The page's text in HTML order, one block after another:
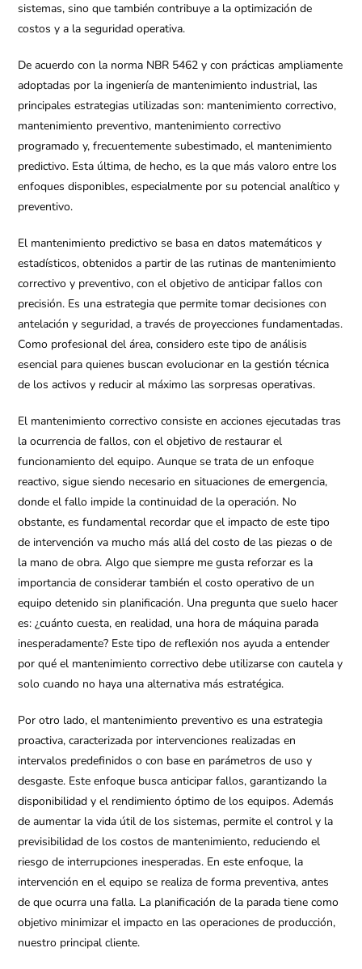
sistemas, sino que también contribuye a la optimización de
costos y a la seguridad operativa.
De acuerdo con la norma NBR 5462 y con prácticas ampliamente
adoptadas por la ingeniería de mantenimiento industrial, las
principales estrategias utilizadas son: mantenimiento correctivo,
mantenimiento preventivo, mantenimiento correctivo
programado y, frecuentemente subestimado, el mantenimiento
predictivo. Esta última, de hecho, es la que más valoro entre los
enfoques disponibles, especialmente por su potencial analítico y
preventivo.
El mantenimiento predictivo se basa en datos matemáticos y
estadísticos, obtenidos a partir de las rutinas de mantenimiento
correctivo y preventivo, con el objetivo de anticipar fallos con
precisión. Es una estrategia que permite tomar decisiones con
antelación y seguridad, a través de proyecciones fundamentadas.
Como profesional del área, considero este tipo de análisis
esencial para quienes buscan evolucionar en la gestión técnica
de los activos y reducir al máximo las sorpresas operativas.
El mantenimiento correctivo consiste en acciones ejecutadas tras
la ocurrencia de fallos, con el objetivo de restaurar el
funcionamiento del equipo. Aunque se trata de un enfoque
reactivo, sigue siendo necesario en situaciones de emergencia,
donde el fallo impide la continuidad de la operación. No
obstante, es fundamental recordar que el impacto de este tipo
de intervención va mucho más allá del costo de las piezas o de
la mano de obra. Algo que siempre me gusta reforzar es la
importancia de considerar también el costo operativo de un
equipo detenido sin planificación. Una pregunta que suelo hacer
es: ¿cuánto cuesta, en realidad, una hora de máquina parada
inesperadamente? Este tipo de reflexión nos ayuda a entender
por qué el mantenimiento correctivo debe utilizarse con cautela y
solo cuando no haya una alternativa más estratégica.
Por otro lado, el mantenimiento preventivo es una estrategia
proactiva, caracterizada por intervenciones realizadas en
intervalos predefinidos o con base en parámetros de uso y
desgaste. Este enfoque busca anticipar fallos, garantizando la
disponibilidad y el rendimiento óptimo de los equipos. Además
de aumentar la vida útil de los sistemas, permite el control y la
previsibilidad de los costos de mantenimiento, reduciendo el
riesgo de interrupciones inesperadas. En este enfoque, la
intervención en el equipo se realiza de forma preventiva, antes
de que ocurra una falla. La planificación de la parada tiene como
objetivo minimizar el impacto en las operaciones de producción,
nuestro principal cliente.